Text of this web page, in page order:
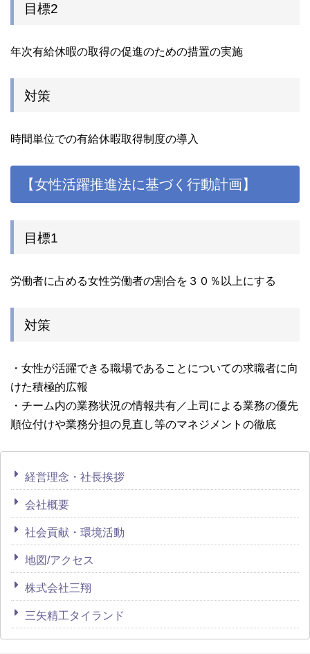
目標2
年次有給休暇の取得の促進のための措置の実施
対策
時間単位での有給休暇取得制度の導入
【女性活躍推進法に基づく行動計画】
目標1
労働者に占める女性労働者の割合を３０％以上にする
対策
・女性が活躍できる職場であることについての求職者に向
けた積極的広報
・チーム内の業務状況の情報共有／上司による業務の優先
順位付けや業務分担の見直し等のマネジメントの徹底
経営理念・社長挨拶
会社概要
社会貢献・環境活動
地図/アクセス
株式会社三翔
三矢精工タイランド